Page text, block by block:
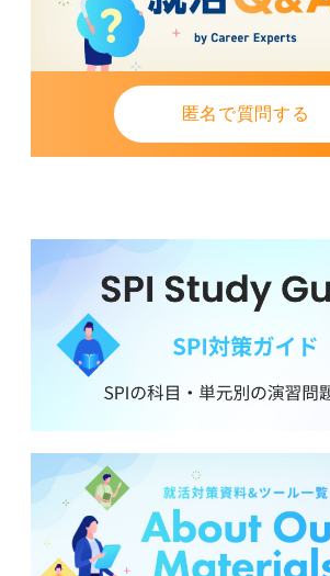
匿名で質問する